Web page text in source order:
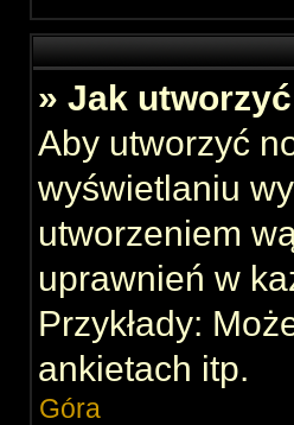
» Jak
Aby utworzyć
wyświetlaniu
utworzeniem
uprawnień w
Przykłady:
ankietach itp.
Góra